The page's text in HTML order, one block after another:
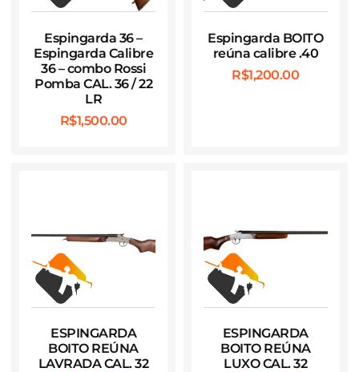
Espingarda 36 –
Espingarda Calibre
36 – combo Rossi
Pomba CAL. 36 / 22
LR
R$1,500.00
Espingarda BOITO
reúna calibre .40
R$1,200.00
ESPINGARDA
BOITO REÚNA
LAVRADA CAL. 32
ESPINGARDA
BOITO REÚNA
LUXO CAL. 32